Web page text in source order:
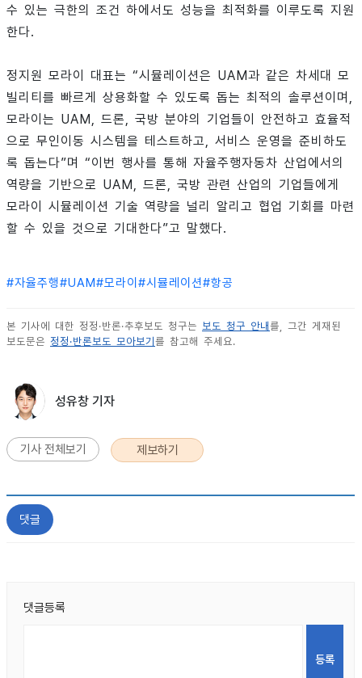
수 있는 극한의 조건 하에서도 성능을 최적화를 이루도록 지원
한다.
정지원 모라이 대표는 “시뮬레이션은 UAM과 같은 차세대 모
빌리티를 빠르게 상용화할 수 있도록 돕는 최적의 솔루션이며,
모라이는 UAM, 드론, 국방 분야의 기업들이 안전하고 효율적
으로 무인이동 시스템을 테스트하고, 서비스 운영을 준비하도
록 돕는다”며 “이번 행사를 통해 자율주행자동차 산업에서의
역량을 기반으로 UAM, 드론, 국방 관련 산업의 기업들에게
모라이 시뮬레이션 기술 역량을 널리 알리고 협업 기회를 마련
할 수 있을 것으로 기대한다”고 말했다.
#자율주행#UAM#모라이 #시뮬레이션#항공
본 기사에 대한 정정·반론·추후보도 청구는 보도 청구 안내 를, 그간 게재된
보도문은 정정·반론보도 모아보기 를 참고해 주세요.
성유창 기자
기사 전체보기 제보하기
댓글
댓글등록